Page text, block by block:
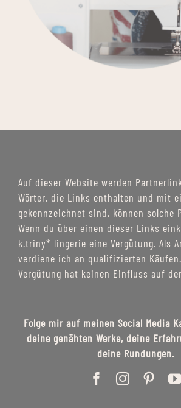
Auf dieser Website werden
Wörter, die Links enthalten und mit
gekennzeichnet sind, können solche
Wenn du über einen dieser Links
k.triny* lingerie eine Vergütung. Als
verdiene ich an qualifizierten
Vergütung hat keinen Einfluss auf
Folge mir auf meinen Social Media
deine genähten Werke, deine
deine Rundungen.